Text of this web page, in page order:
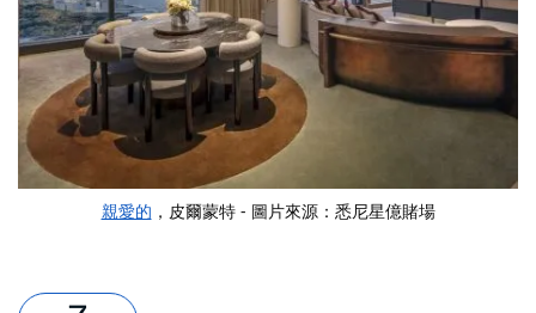
親愛的 ，皮爾蒙特 - 圖片來源： 悉尼星億賭場